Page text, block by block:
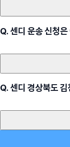
Q.센디 운송 신청
Q.센디 경상북도